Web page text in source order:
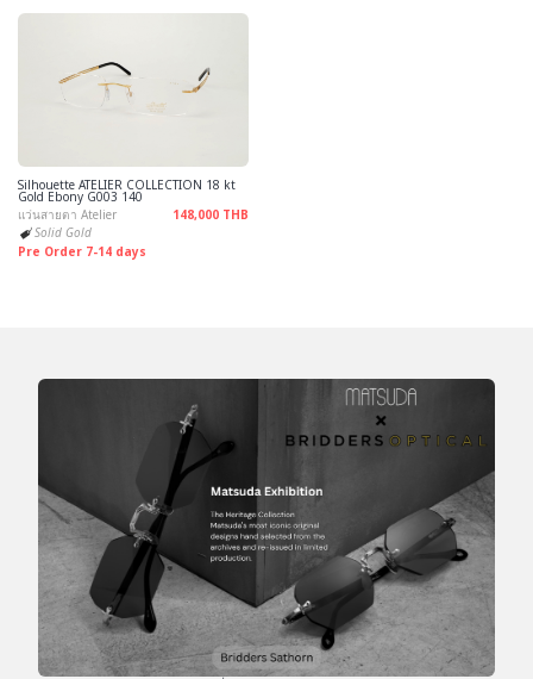
Silhouette ATELIER COLLECTION 18 kt
Gold Ebony G003 140
แว่นสายตา Atelier
148,000 THB
Solid Gold
Pre Order 7-14 days